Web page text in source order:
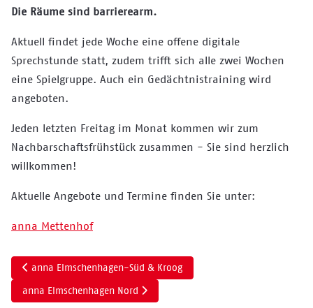
Die Räume sind barrierearm.
Aktuell findet jede Woche eine offene digitale
Sprechstunde statt, zudem trifft sich alle zwei Wochen
eine Spielgruppe. Auch ein Gedächtnistraining wird
angeboten.
Jeden letzten Freitag im Monat kommen wir zum
Nachbarschaftsfrühstück zusammen - Sie sind herzlich
willkommen!
Aktuelle Angebote und Termine finden Sie unter:
anna Mettenhof
Vorheriger Beitrag: anna Elmschenhagen-Süd & Kroog
anna Elmschenhagen-Süd & Kroog
Nächster Beitrag: anna Elmschenhagen Nord
anna Elmschenhagen Nord